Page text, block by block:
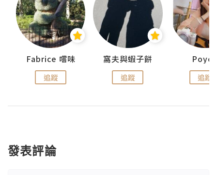
Fabrice 嚐味
追蹤
窩夫與蝦子餅
追蹤 追蹤
發表評論